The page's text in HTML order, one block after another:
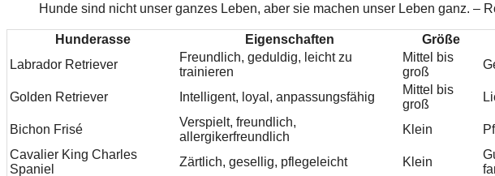
Hunde sind nicht unser ganzes Leben, aber sie machen unser Leben ganz. –
Hunderasse Eigenschaften Größe
Labrador Retriever
Freundlich, geduldig, leicht zu
trainieren
Mittel bis
groß
Golden Retriever Intelligent, loyal, anpassungsfähig
Mittel bis
groß
Bichon Frisé
Verspielt, freundlich,
allergikerfreundlich
Klein
Cavalier King Charles
Spaniel
Zärtlich, gesellig, pflegeleicht Klein